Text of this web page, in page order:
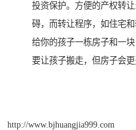
投资保护。方便的产权转
碍，而转让程序，如住宅
给你的孩子一栋房子和一
要让孩子搬走，但房子会更
http://www.bjhuangjia999.com